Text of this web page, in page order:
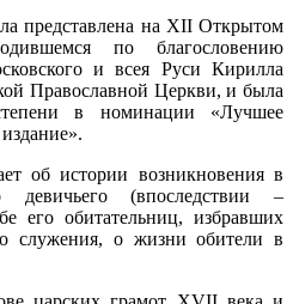
представлена на XII Открытом
по благословению
и всея Руси Кирилла
Православной Церкви, и была
в номинации «Лучшее
об истории возникновения в
девичьего (впоследствии –
его обитательниц, избравших
служения, о жизни обители в